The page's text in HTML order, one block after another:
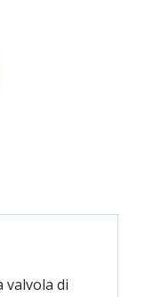
valvola di